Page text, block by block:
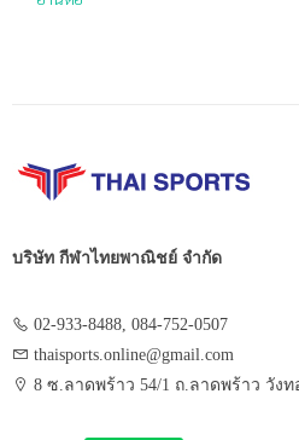
บริษัท กีฬาไทยพาณิชย์ จำกัด
02-933-8488, 084-752-0507
thaisports.online@gmail.com
8 ซ.ลาดพร้าว 54/1 ถ.ลาดพร้าว วังท